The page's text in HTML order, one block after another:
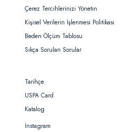
Çerez Tercihlerinizi Yönetin
Kişisel Verilerin İşlenmesi Politikası
Beden Ölçüm Tablosu
Sıkça Sorulan Sorular
Tarihçe
USPA Card
Katalog
Instagram